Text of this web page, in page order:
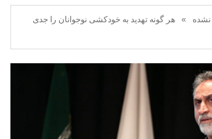
» هر گونه تهدید به خودکشی نوجوانان را جدی